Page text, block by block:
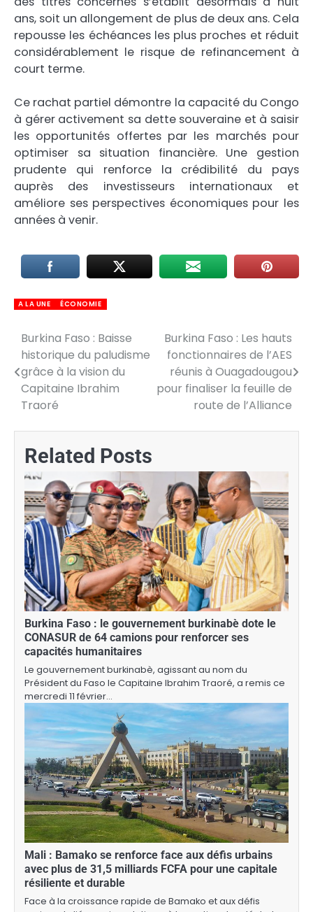
ans, soit un allongement de plus de deux ans. Cela
repousse les échéances les plus proches et réduit
considérablement le risque de refinancement à
court terme.
Ce rachat partiel démontre la capacité du Congo
à gérer activement sa dette souveraine et à saisir
les opportunités offertes par les marchés pour
optimiser sa situation financière. Une gestion
prudente qui renforce la crédibilité du pays
auprès des investisseurs internationaux et
améliore ses perspectives économiques pour les
années à venir.
A LA UNE ÉCONOMIE
Navigation
de
l’article
Burkina Faso : Baisse
historique du paludisme
grâce à la vision du
Capitaine Ibrahim
Traoré
Burkina Faso : Les hauts
fonctionnaires de l’AES
réunis à Ouagadougou
pour finaliser la feuille de
route de l’Alliance
Related Posts
Burkina Faso : le gouvernement burkinabè dote le
CONASUR de 64 camions pour renforcer ses
capacités humanitaires
Le gouvernement burkinabè, agissant au nom du
Président du Faso le Capitaine Ibrahim Traoré, a remis ce
mercredi 11 février…
Mali : Bamako se renforce face aux défis urbains
avec plus de 31,5 milliards FCFA pour une capitale
résiliente et durable
Face à la croissance rapide de Bamako et aux défis